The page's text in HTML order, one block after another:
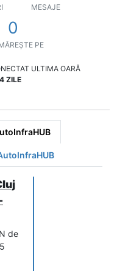
MESAJE
0
PE
ULTIMA OARĂ
ZILE
de